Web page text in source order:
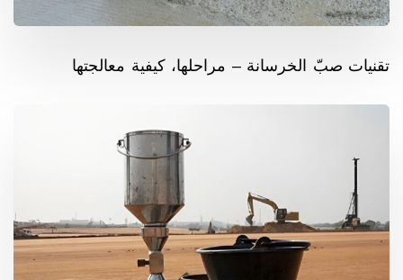
تقنيات صبّ الخرسانة – مراحلها، كيفية معالجتها